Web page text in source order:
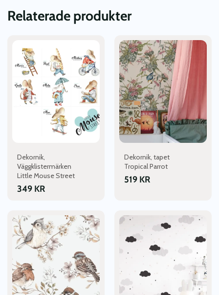
Relaterade produkter
Dekornik,
Väggklistermärken
Little Mouse Street
349 KR
Dekornik, tapet
Tropical Parrot
519 KR